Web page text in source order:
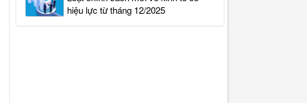
hiệu lực từ tháng 12/2025